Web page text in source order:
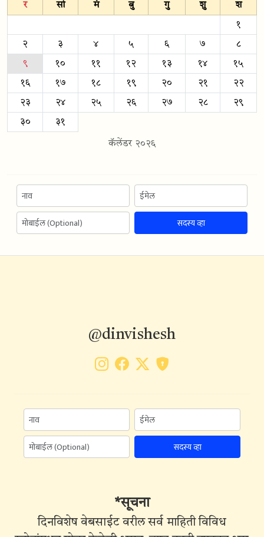
र सो मं बु गु शु श
१
२ ३ ४ ५ ६ ७ ८
९ १० ११ १२ १३ १४ १५
१६ १७ १८ १९ २० २१ २२
२३ २४ २५ २६ २७ २८ २९
३० ३१
कॅलेंडर २०२६
सदस्य व्हा
@dinvishesh
सदस्य व्हा
*सूचना
दिनविशेष वेबसाईट वरील सर्व माहिती विविध